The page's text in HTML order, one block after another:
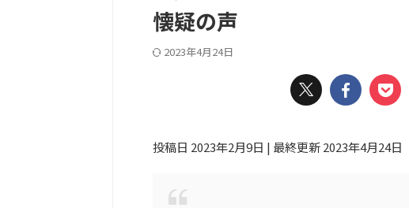
懐疑の声
2023年4月24日
投稿日 2023年2月9日 | 最終更新 2023年4月24日